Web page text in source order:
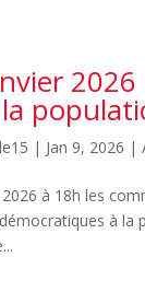
| Jan 9, 2026 |
à 18h les
à la